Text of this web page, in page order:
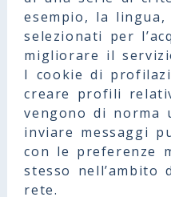
esempio, la
selezionati per
migliorare il
I cookie di
creare profili
vengono di
inviare messaggi
con le preferenze
stesso nell’ambito
rete.